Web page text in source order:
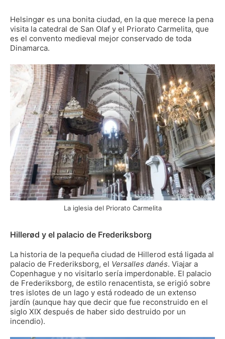
Helsingør es una bonita ciudad, en la que merece la pena
visita la catedral de San Olaf y el Priorato Carmelita, que
es el convento medieval mejor conservado de toda
Dinamarca.
La iglesia del Priorato Carmelita
Hillerød y el palacio de Frederiksborg
La historia de la pequeña ciudad de Hillerod está ligada al
palacio de Frederiksborg, el Versalles danés. Viajar a
Copenhague y no visitarlo sería imperdonable. El palacio
de Frederiksborg, de estilo renacentista, se erigió sobre
tres islotes de un lago y está rodeado de un extenso
jardín (aunque hay que decir que fue reconstruido en el
siglo XIX después de haber sido destruido por un
incendio).